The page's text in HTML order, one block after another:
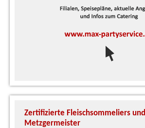
Zertifizierte Fleischsommeliers und
Metzgermeister